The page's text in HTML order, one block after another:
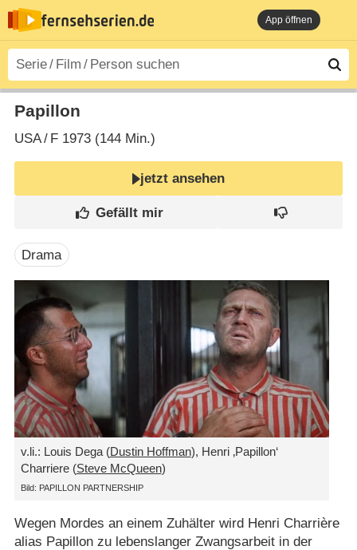
App öffnen
Papillon
USA/ F1973 (144 Min.)
jetzt ansehen
Drama
v.li.: Louis Dega (Dustin Hoffman), Henri ‚Papillon‘
Charriere (Steve McQueen)
Bild: PAPILLON PARTNERSHIP
Wegen Mordes an einem Zuhälter wird Henri Charrière
alias Papillon zu lebenslanger Zwangsarbeit in der